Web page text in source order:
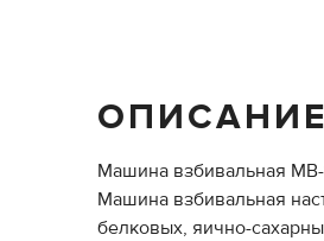
ОПИСАНИЕ
Машина взбивальная
Машина взбивальная
белковых, яично-